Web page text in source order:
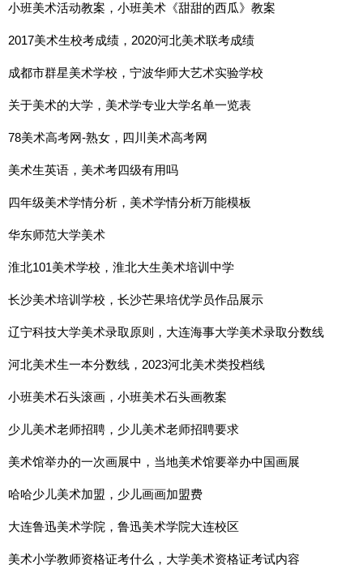
小班美术活动教案，小班美术《甜甜的西瓜》教案
2017美术生校考成绩，2020河北美术联考成绩
成都市群星美术学校，宁波华师大艺术实验学校
关于美术的大学，美术学专业大学名单一览表
78美术高考网-熟女，四川美术高考网
美术生英语，美术考四级有用吗
四年级美术学情分析，美术学情分析万能模板
华东师范大学美术
淮北101美术学校，淮北大生美术培训中学
长沙美术培训学校，长沙芒果培优学员作品展示
辽宁科技大学美术录取原则，大连海事大学美术录取分数线
河北美术生一本分数线，2023河北美术类投档线
小班美术石头滚画，小班美术石头画教案
少儿美术老师招聘，少儿美术老师招聘要求
美术馆举办的一次画展中，当地美术馆要举办中国画展
哈哈少儿美术加盟，少儿画画加盟费
大连鲁迅美术学院，鲁迅美术学院大连校区
美术小学教师资格证考什么，大学美术资格证考试内容